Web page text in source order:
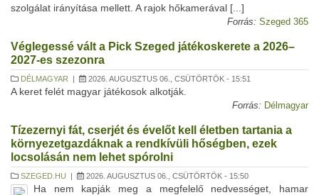
szolgálat irányítása mellett. A rajok hőkamerával [...]
Forrás: Szeged 365
Véglegessé vált a Pick Szeged játékoskerete a 2026–
2027-es szezonra
DÉLMAGYAR | 2026. AUGUSZTUS 06., CSÜTÖRTÖK - 15:51
A keret felét magyar játékosok alkotják.
Forrás: Délmagyar
Tízezernyi fát, cserjét és évelőt kell életben tartania a
környezetgazdáknak a rendkívüli hőségben, ezek
locsolásán nem lehet spórolni
SZEGED.HU | 2026. AUGUSZTUS 06., CSÜTÖRTÖK - 15:50
Ha nem kapják meg a megfelelő nedvességet, hamar